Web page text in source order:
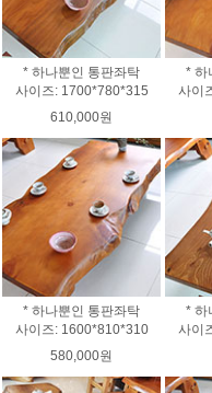
* 하나뿐인 통판좌탁
사이즈: 1700*780*315
610,000원
* 하
사이
* 하나뿐인 통판좌탁
사이즈: 1600*810*310
580,000원
* 하
사이